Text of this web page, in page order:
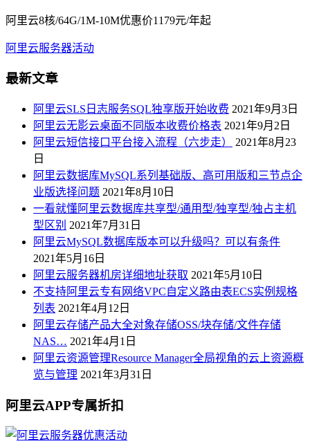
阿里云8核/64G/1M-10M优惠价1179元/年起
阿里云服务器活动
最新文章
阿里云SLS日志服务SQL独享版开始收费 2021年9月3日
阿里云无影云桌面不同版本收费价格表 2021年9月2日
阿里云短信接口平台接入流程（六步走）
2021年8月23
日
阿里云数据库MySQL系列基础版、高可用版和三节点企
业版选择问题 2021年8月10日
一看就懂阿里云数据库共享型/通用型/独享型/独占主机
型区别 2021年7月31日
阿里云MySQL数据库版本可以升级吗？可以有条件
2021年5月16日
阿里云服务器机房详细地址获取 2021年5月10日
不支持阿里云专有网络VPC自定义路由表ECS实例规格
列表 2021年4月12日
阿里云存储产品大全对象存储OSS/块存储/文件存储
NAS… 2021年4月1日
阿里云资源管理Resource Manager全局视角的云上资源概
览与管理 2021年3月31日
阿里云APP专属折扣